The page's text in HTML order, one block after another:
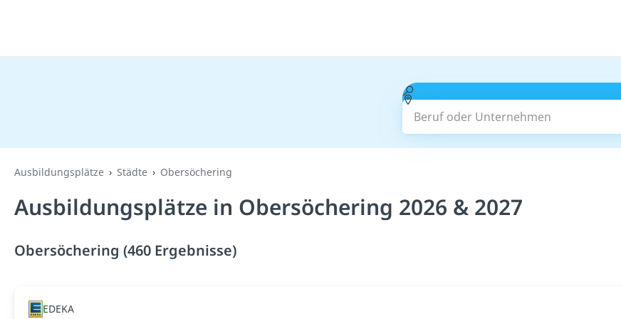
Beruf oder Unternehmen
Ausbildungsplätze Städte Obersöchering
Ausbildungsplätze in Obersöchering 2026 & 2027
Obersöchering (460 Ergebnisse)
EDEKA